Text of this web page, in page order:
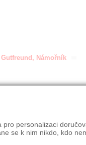
Námořník
pro personalizaci
se k nim nikdo, kdo